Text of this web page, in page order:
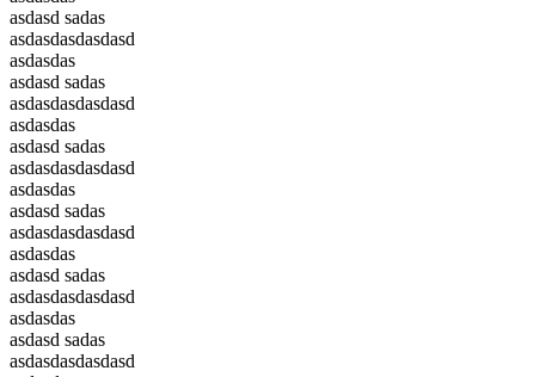
asdasd sadas
asdasdasdasdasd
asdasdas
asdasd sadas
asdasdasdasdasd
asdasdas
asdasd sadas
asdasdasdasdasd
asdasdas
asdasd sadas
asdasdasdasdasd
asdasdas
asdasd sadas
asdasdasdasdasd
asdasdas
asdasd sadas
asdasdasdasdasd